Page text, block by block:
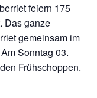
feiern 175
Das ganze
gemeinsam im
Sonntag 03.
Frühschoppen.